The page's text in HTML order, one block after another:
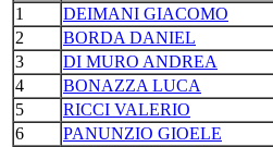
1
DEIMANI GIACOMO
2
BORDA DANIEL
3
DI MURO ANDREA
4
BONAZZA LUCA
5
RICCI VALERIO
6
PANUNZIO GIOELE